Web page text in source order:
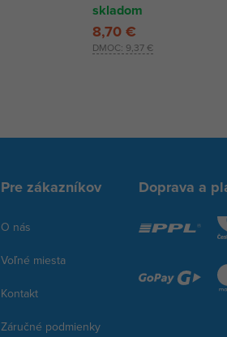
skladom
DMOC: 9,37 €
8,70 €
Pre zákazníkov
O nás
Voľné miesta
Kontakt
Záručné podmienky
Doprava a